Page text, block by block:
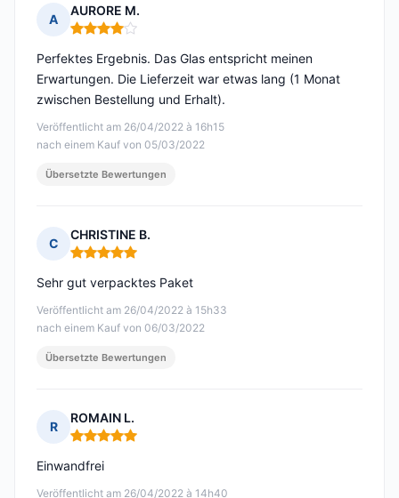
A
AURORE M.
Hinweis: 4 von 5
Veröffentlicht am 26/04/2022 à 16h15
nach einem Kauf von 05/03/2022
Perfektes Ergebnis. Das Glas entspricht meinen
Erwartungen. Die Lieferzeit war etwas lang (1 Monat
zwischen Bestellung und Erhalt).
Übersetzte Bewertungen
C
CHRISTINE B.
Hinweis: 5 von 5
Veröffentlicht am 26/04/2022 à 15h33
nach einem Kauf von 06/03/2022
Sehr gut verpacktes Paket
Übersetzte Bewertungen
R
ROMAIN L.
Hinweis: 5 von 5
Veröffentlicht am 26/04/2022 à 14h40
Einwandfrei